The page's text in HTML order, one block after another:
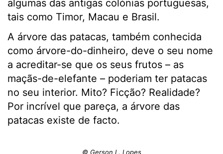
algumas das antigas colónias portuguesas,
tais como Timor, Macau e Brasil.
A árvore das patacas, também conhecida
como árvore-do-dinheiro, deve o seu nome
a acreditar-se que os seus frutos – as
maçãs-de-elefante – poderiam ter patacas
no seu interior. Mito? Ficção? Realidade?
Por incrível que pareça, a árvore das
patacas existe de facto.
© Gerson L. Lopes